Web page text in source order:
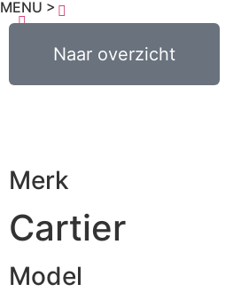
MENU >
Naar overzicht
0,00 0
Merk
Cartier
Model